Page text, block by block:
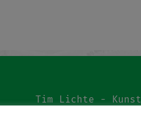
Tim Lichte - Kunst